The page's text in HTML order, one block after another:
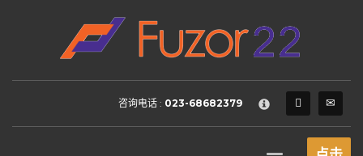
HOW TO SHOP
Login or create new account.
2 Review your order.
FREEshipment
If you still have problems, please let us know, by sending an
咨询电话 : 023-68682379